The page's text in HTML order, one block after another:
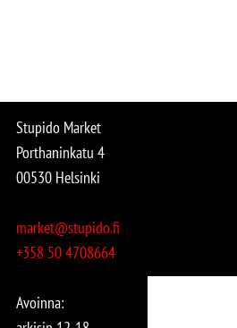
Stupido Market
Porthaninkatu 4
00530 Helsinki
market@stupido.fi
+358 50 4708664
Avoinna: